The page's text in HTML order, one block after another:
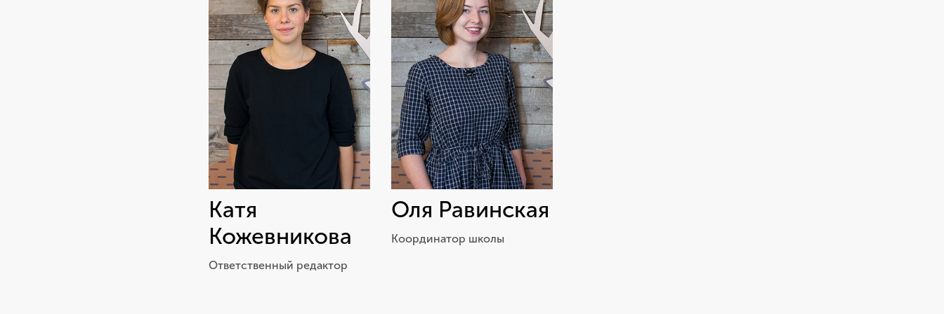
Катя
Кожевникова
Ответственный редактор
Оля Равинская
Координатор школы